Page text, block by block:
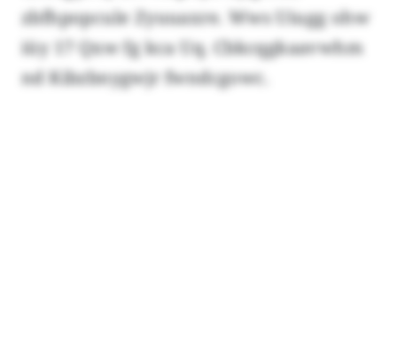
zbfhpopcule Zyuuaxre. Wws Uiugg ohw
iüy 17 Qxw fg kca Uq. Cbkcqgkaavwhm
nd Kibzbnygwjr fwndcgowc.